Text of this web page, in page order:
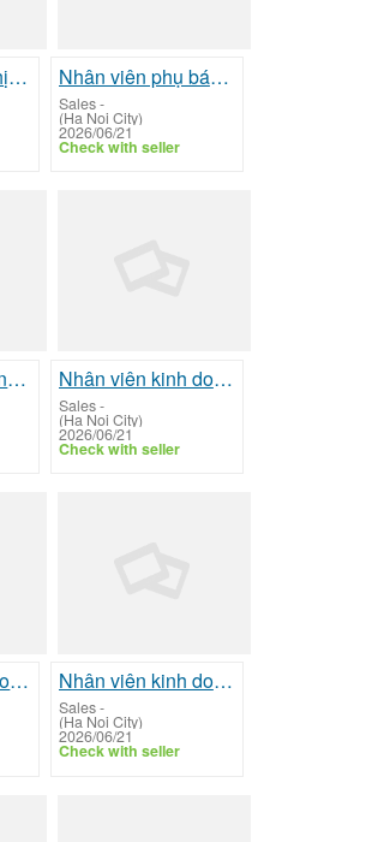
Nhân viên siêu thị tiện lợi 24/7 Nhân viên phụ bán hàng tạp hoá
Sales-
(Ha Noi City)
2026/06/21
Check with seller
Nhân viên nữ bán hàng thời trang quần áo Nhân viên kinh doanh máy tính xách tay
Sales-
(Ha Noi City)
2026/06/21
Check with seller
Nhân viên kinh doanh điện thoại di động Nhân viên kinh doanh điện máy Sài Gòn
Sales-
(Ha Noi City)
2026/06/21
Check with seller